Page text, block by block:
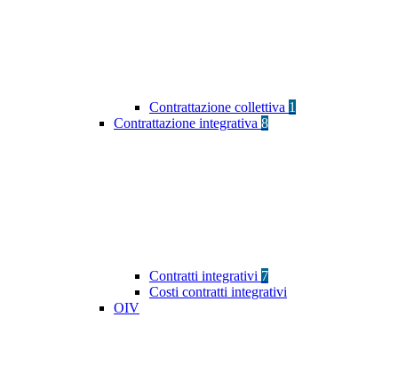
Contrattazione collettiva 1
Contrattazione integrativa 8
Contratti integrativi 7
Costi contratti integrativi
OIV